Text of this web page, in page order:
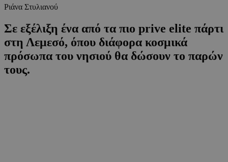
Ριάνα Στυλιανού
Σε εξέλιξη ένα από τα πιο prive elite πάρτι
στη Λεμεσό, όπου διάφορα κοσμικά
πρόσωπα του νησιού θα δώσουν το παρών
τους.